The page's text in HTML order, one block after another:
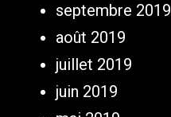
septembre 2019
août 2019
juillet 2019
juin 2019